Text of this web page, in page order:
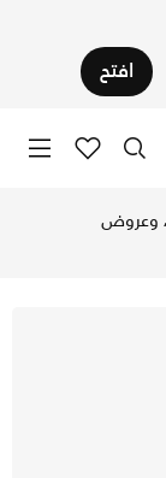
افتح
وعروض